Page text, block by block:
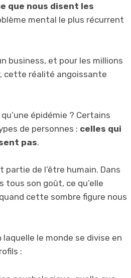
que nous disent les
mental le plus récurrent
business, et pour les millions
cette réalité angoissante
épidémie ? Certains
de personnes : celles qui
pas.
partie de l’être humain. Dans
tous son goût, ce qu’elle
cette sombre figure nous
le monde se divise en
: